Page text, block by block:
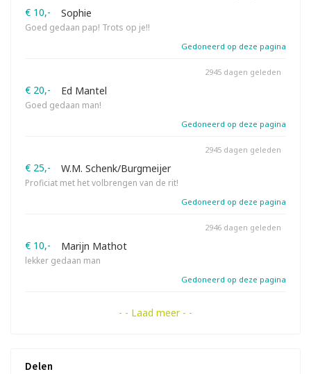
€ 10,- Sophie
Goed gedaan pap! Trots op je!!
Gedoneerd op deze pagina
€ 20,- Ed Mantel
Goed gedaan man!
2945 dagen geleden
Gedoneerd op deze pagina
€ 25,- W.M. Schenk/Burgmeijer
Proficiat met het volbrengen van de rit!
2945 dagen geleden
Gedoneerd op deze pagina
€ 10,- Marijn Mathot
lekker gedaan man
2946 dagen geleden
Gedoneerd op deze pagina
- - Laad meer - -
Delen